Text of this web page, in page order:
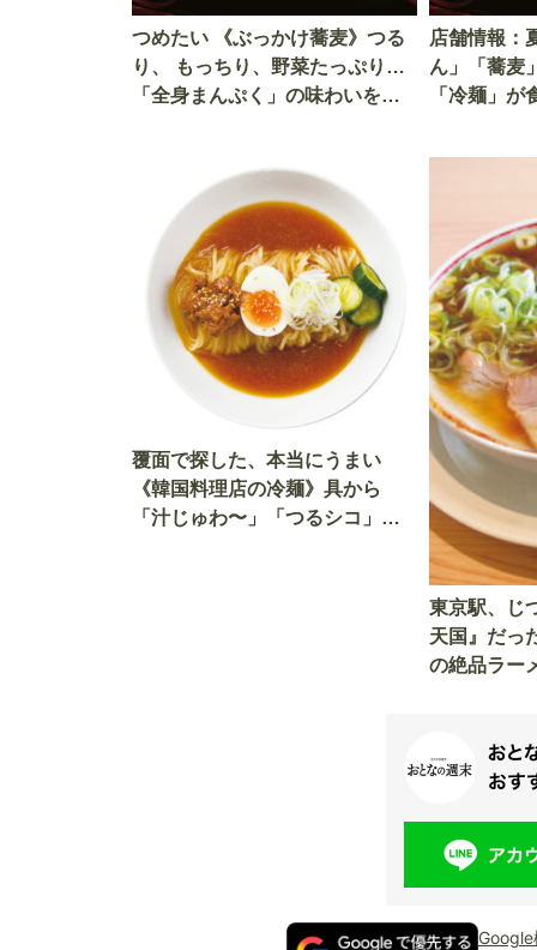
つめたい 《ぶっかけ蕎麦》つる
り、 もっちり、野菜たっぷり…
「全身まんぷく」の味わいを覆
店舗情報：
ん」「蕎麦
「冷麺」が
覆面で探した、本当にうまい
《韓国料理店の冷麺》具から
「汁じゅわ〜」「つるシコ」の
東京駅、じ
天国』だっ
の絶品ラー
Google